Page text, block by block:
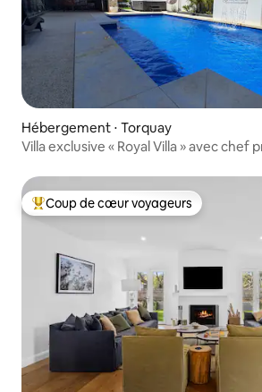
Hébergement ⋅ Torquay
Villa exclusive « Royal Villa » avec chef
Coups de cœur voyageurs les plus
Coup de cœur voyageurs